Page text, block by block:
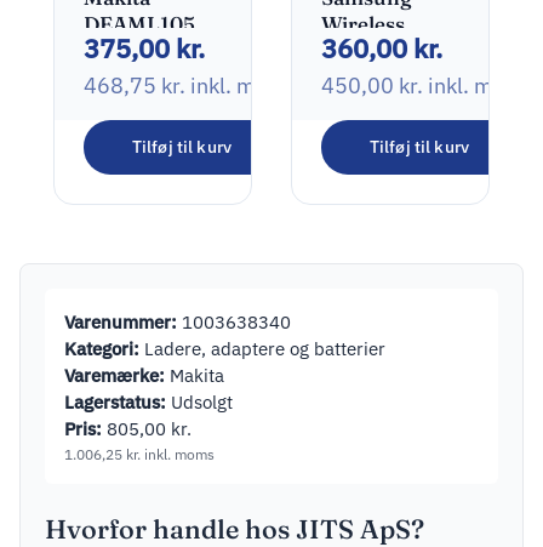
DEAML105
Arbejdslys
4.9W
375,00 kr.
468,75 kr. inkl. moms
Tilføj til kurv
Wireless
Charger Trio
Trådløs
opladningspude
360,00 kr.
450,00 kr. inkl. moms
Tilføj til kurv
Varenummer: 1003638340
Kategori: Ladere, adaptere og batterier
Varemærke: Makita
Lagerstatus: Udsolgt
Pris: 805,00 kr.
1.006,25 kr. inkl. moms
Hvorfor handle hos JITS ApS?